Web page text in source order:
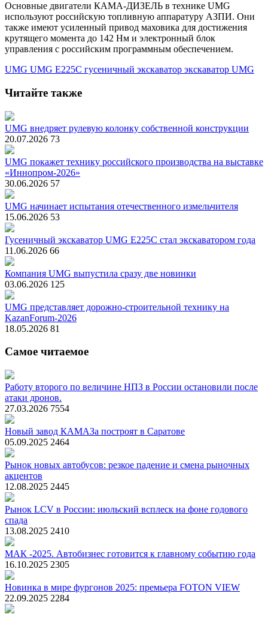
Основные двигатели КАМА-ДИЗЕЛЬ в технике UMG
используют российскую топливную аппаратуру АЗПИ. Они
также имеют усиленный привод маховика для достижения
крутящего момента до 142 Hм и электронный блок
управления с российским программным обеспечением.
UMG UMG E225C гусеничный экскаватор экскаватор UMG
Читайте также
UMG внедряет рулевую колонку собственной конструкции
20.07.2026 73
UMG покажет технику российского производства на выставке
«Иннопром-2026»
30.06.2026 57
UMG начинает испытания отечественного измельчителя
15.06.2026 53
Гусеничный экскаватор UMG E225C стал экскаватором года
11.06.2026 66
Компания UMG выпустила сразу две новинки
03.06.2026 125
UMG представляет дорожно-строительной технику на
KazanForum-2026
18.05.2026 81
Самое читаемое
Работу второго по величине НПЗ в России остановили после
атаки дронов.
27.03.2026 7554
Новый завод КАМАЗа построят в Саратове
05.09.2025 2464
Рынок новых автобусов: резкое падение и смена рыночных
акцентов
12.08.2025 2445
Рынок LCV в России: июльский всплеск на фоне годового
спада
13.08.2025 2410
МАК -2025. Автобизнес готовится к главному событию года
16.10.2025 2305
Новинка в мире фургонов 2025: премьера FOTON VIEW
22.09.2025 2284